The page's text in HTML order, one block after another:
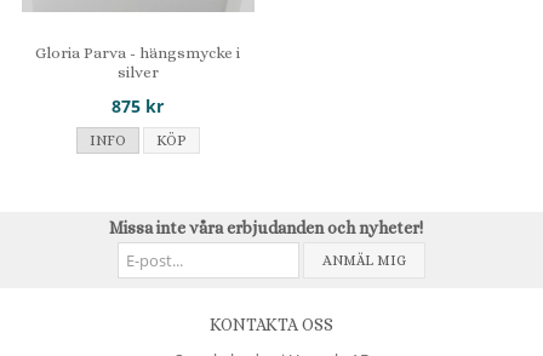
Gloria Parva - hängsmycke i
silver
875 kr
INFO KÖP
Missa inte våra erbjudanden och nyheter!
ANMÄL MIG
KONTAKTA OSS